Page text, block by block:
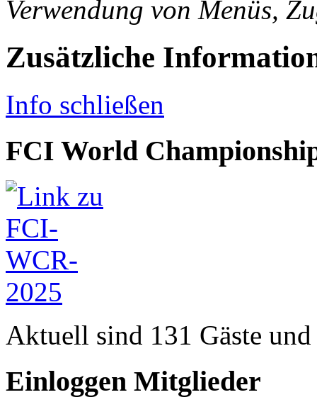
Verwendung von Menüs,
Zusätzliche
Info schließen
FCI World
Aktuell sind 131 Gäste
Einloggen Mitglieder